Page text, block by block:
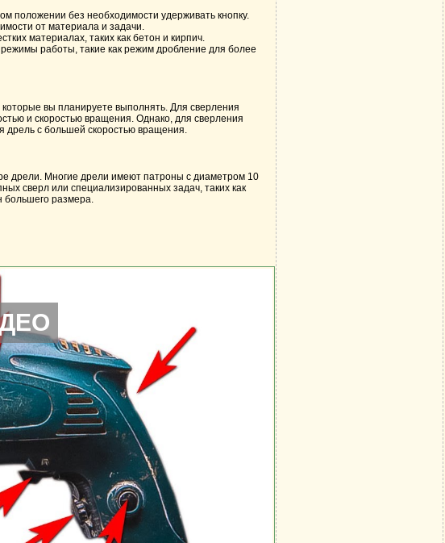
положении без необходимости удерживать кнопку.
от материала и задачи.
материалах, таких как бетон и кирпич.
работы, такие как режим дробление для более
вы планируете выполнять. Для сверления
и скоростью вращения. Однако, для сверления
дрель с большей скоростью вращения.
дрели. Многие дрели имеют патроны с диаметром 10
сверл или специализированных задач, таких как
большего размера.